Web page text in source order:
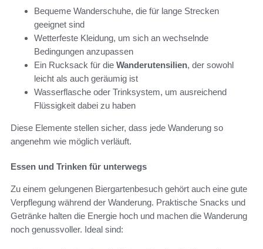
Bequeme Wanderschuhe, die für lange Strecken
geeignet sind
Wetterfeste Kleidung, um sich an wechselnde
Bedingungen anzupassen
Ein Rucksack für die Wanderutensilien, der sowohl
leicht als auch geräumig ist
Wasserflasche oder Trinksystem, um ausreichend
Flüssigkeit dabei zu haben
Diese Elemente stellen sicher, dass jede Wanderung so
angenehm wie möglich verläuft.
Essen und Trinken für unterwegs
Zu einem gelungenen Biergartenbesuch gehört auch eine gute
Verpflegung während der Wanderung. Praktische Snacks und
Getränke halten die Energie hoch und machen die Wanderung
noch genussvoller. Ideal sind: